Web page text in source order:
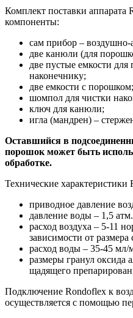
Комплект поставки
компоненты:
сам прибор –
две канюли (для
две пустые емкости
наконечнику;
две емкости с порошком;
шомпол для чистки
ключ для канюли;
игла (мандрен) –
Оставшийся в
порошок может быть
обработке.
Технические характеристики
приводное давление
давление воды – 1,5
расход воздуха – 5-11
зависимости от
расход воды – 35-45 мл/
размеры гранул оксида
щадящего
Подключение Rondoflex к
осуществляется с помощью